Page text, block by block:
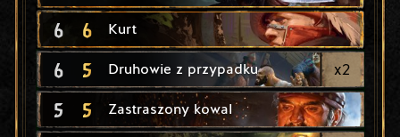
6 6 Kurt
6 5 Druhowie z przypadku x2
5 5 Zastraszony kowal